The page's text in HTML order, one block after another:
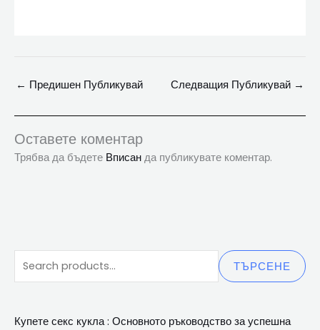
← Предишен Публикувай Следващия Публикувай →
Оставете коментар
Трябва да бъдете Вписан да публикувате коментар.
ТЪРСЕНЕ
Купете секс кукла : Основното ръководство за успешна